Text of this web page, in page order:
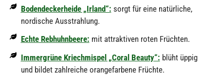
Bodendeckerheide „Irland“: sorgt für eine natürliche,
nordische Ausstrahlung.
Echte Rebhuhnbeere: mit attraktiven roten Früchten.
Immergrüne Kriechmispel „Coral Beauty“: blüht üppig
und bildet zahlreiche orangefarbene Früchte.